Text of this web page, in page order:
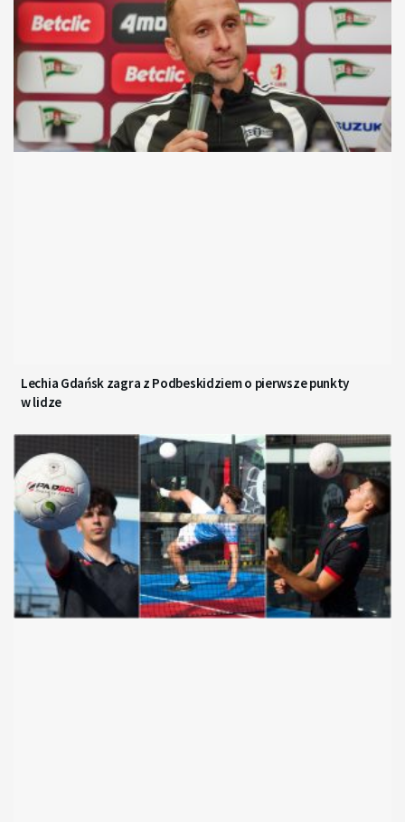
Lechia Gdańsk zagra z Podbeskidziem o pierwsze punkty
w lidze